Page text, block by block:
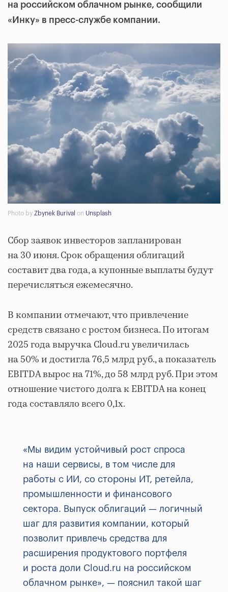
на российском облачном рынке, сообщили
«Инку» в пресс-службе компании.
Photo by Zbynek Burival on Unsplash
Сбор заявок инвесторов запланирован
на 30 июня. Срок обращения облигаций
составит два года, а купонные выплаты будут
перечисляться ежемесячно.
В компании отмечают, что привлечение
средств связано с ростом бизнеса. По итогам
2025 года выручка Cloud.ru увеличилась
на 50% и достигла 76,5 млрд руб., а показатель
EBITDA вырос на 71%, до 58 млрд руб. При этом
отношение чистого долга к EBITDA на конец
года составляло всего 0,1х.
«Мы видим устойчивый рост спроса
на наши сервисы, в том числе для
работы с ИИ, со стороны ИТ, ретейла,
промышленности и финансового
сектора. Выпуск облигаций — логичный
шаг для развития компании, который
позволит привлечь средства для
расширения продуктового портфеля
и роста доли Cloud.ru на российском
облачном рынке», — пояснил такой шаг